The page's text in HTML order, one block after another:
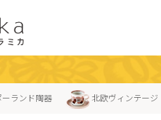
ーランド陶器 北欧ヴィンテージ